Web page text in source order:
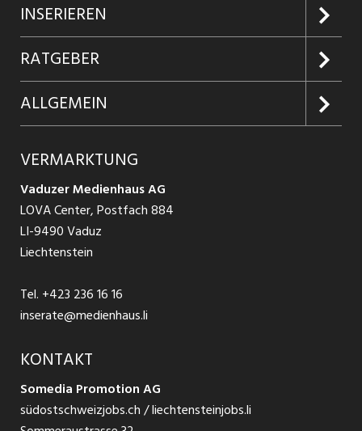
Jobs suchen
Jobabo
Firmen entdecken
Jobs in Graubünden
Jobs in St. Gallen
Jobs in Glarus
Jobs in der Südostschweiz
Temporär Jobs
Teilzeit Jobs
Praktikum
INSERIEREN
Kundenlogin
Inserieren
Produkte
Schnittstelle
RATGEBER
Glossar
Ratgeber Bewerbung / Rekrutierung
ALLGEMEIN
AGB
Datenschutzbestimmungen
Nutzungsbedingungen
Impressum
VERMARKTUNG
Vaduzer Medienhaus AG
LOVA Center, Postfach 884
LI-9490 Vaduz
Liechtenstein
Tel. +423 236 16 16
inserate@medienhaus.li
KONTAKT
Somedia Promotion AG
südostschweizjobs.ch / liechtensteinjobs.li